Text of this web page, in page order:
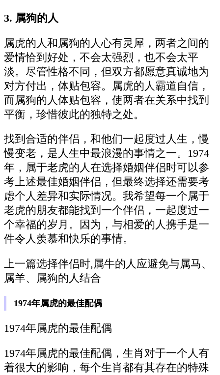
3. 属狗的人
属虎的人和属狗的人心有灵犀，两者之间的
爱情恰到好处，不会太强烈，也不会太平
淡。尽管性格不同，但双方都愿意真诚地为
对方付出，体贴包容。属虎的人霸道自信，
而属狗的人体贴包容，使两者在关系中找到
平衡，珍惜彼此的独特之处。
找到合适的伴侣，和他们一起度过人生，慢
慢变老，是人生中最浪漫的事情之一。1974
年，属于老虎的人在选择婚姻伴侣时可以参
考上述最佳婚姻伴侣，但最终选择还需要考
虑个人差异和实际情况。我希望每一个属于
老虎的朋友都能找到一个伴侣，一起度过一
个幸福的岁月。因为，与相爱的人携手是一
件令人羡慕和快乐的事情。
上一篇选择伴侣时,属牛的人应避免与属马、
属羊、属狗的人结合
1974年属虎的最佳配偶
1974年属虎的最佳配偶
1974年属虎的最佳配偶，生肖对于一个人有
着很大的影响，每个生肖都有其存在的特殊